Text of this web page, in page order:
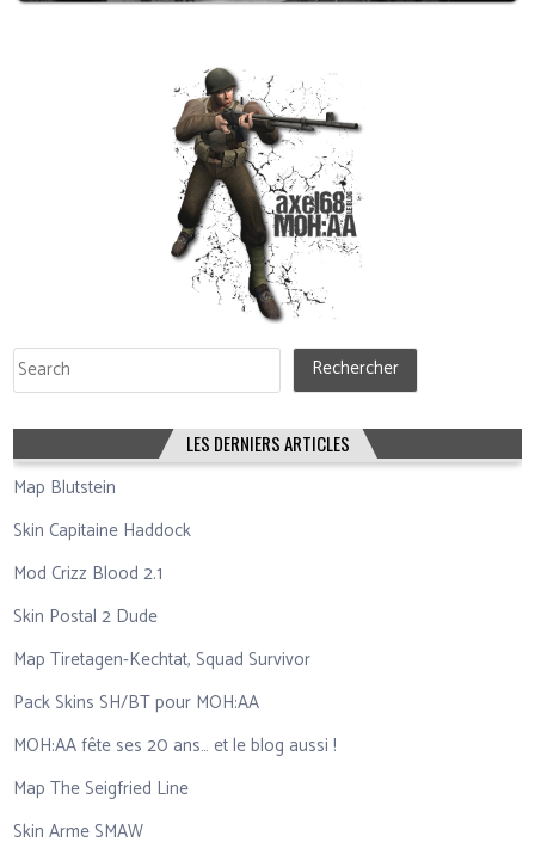
Rechercher Rechercher
LES DERNIERS ARTICLES
Map Blutstein
Skin Capitaine Haddock
Mod Crizz Blood 2.1
Skin Postal 2 Dude
Map Tiretagen-Kechtat, Squad Survivor
Pack Skins SH/BT pour MOH:AA
MOH:AA fête ses 20 ans… et le blog aussi !
Map The Seigfried Line
Skin Arme SMAW